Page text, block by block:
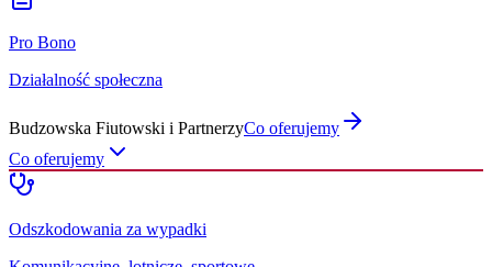
Pro Bono
Działalność społeczna
Budzowska Fiutowski i PartnerzyCo oferujemy
Co oferujemy
Odszkodowania za wypadki